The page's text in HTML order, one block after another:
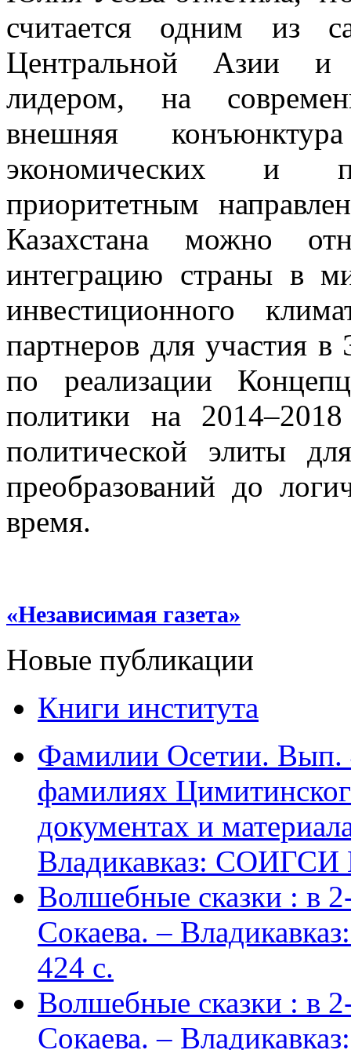
считается одним из
Центральной Азии и
лидером, на
внешняя
экономических и
приоритетным
Казахстана можно
интеграцию страны в
инвестиционного
партнеров для участия
по реализации
политики на
политической элиты
преобразований до
время.
«Независимая газета»
Новые публикации
Книги института
Фамилии Осетии. Вып.
фамилиях
документах и
Владикавказ:
Волшебные сказки : в
Сокаева. –
424 c.
Волшебные сказки : в
Сокаева. –